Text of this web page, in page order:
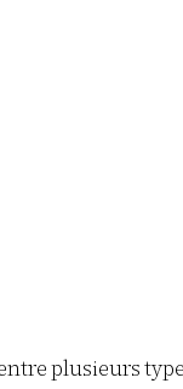
plusieurs